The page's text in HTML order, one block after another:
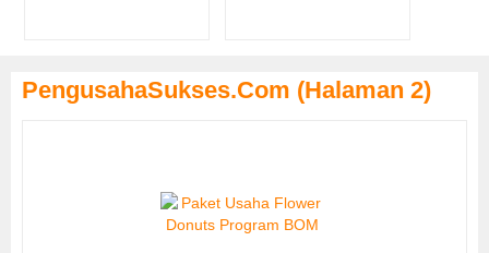
PengusahaSukses.com (Halaman 2)